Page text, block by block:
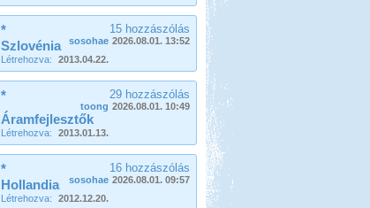
15 hozzászólás
sosohae 2026.08.01. 13:52
*
Szlovénia
Létrehozva: 2013.04.22.
29 hozzászólás
toong 2026.08.01. 10:49
*
Áramfejlesztők
Létrehozva: 2013.01.13.
16 hozzászólás
sosohae 2026.08.01. 09:57
*
Hollandia
Létrehozva: 2012.12.20.